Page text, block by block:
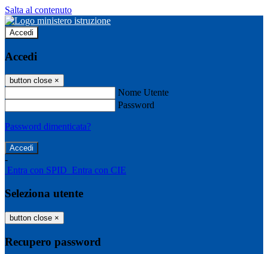
Salta al contenuto
Accedi
Accedi
button close ×
Nome Utente
Password
Password dimenticata?
-
Entra con SPID Entra con CIE
Seleziona utente
button close ×
Recupero password